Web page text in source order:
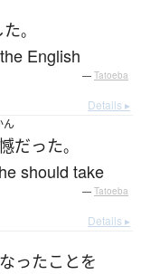
た。
English
— Tatoeba
Details ▸
ん
だった。
should take
— Tatoeba
Details ▸
ったことを